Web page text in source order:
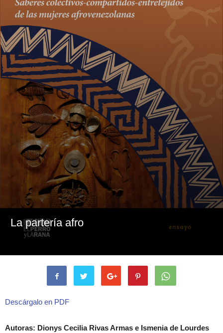
La partería afro
Descárgalo en PDF
Autoras: Dionys Cecilia Rivas Armas e Ismenia de Lourdes